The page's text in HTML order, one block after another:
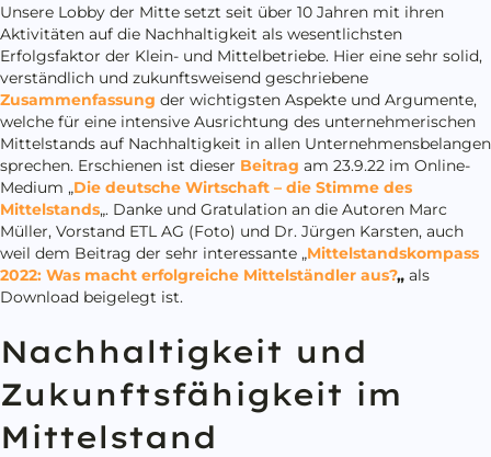
Unsere Lobby der Mitte setzt seit über 10 Jahren mit ihren
Aktivitäten auf die Nachhaltigkeit als wesentlichsten
Erfolgsfaktor der Klein- und Mittelbetriebe. Hier eine sehr solid,
verständlich und zukunftsweisend geschriebene
Zusammenfassung der wichtigsten Aspekte und Argumente,
welche für eine intensive Ausrichtung des unternehmerischen
Mittelstands auf Nachhaltigkeit in allen Unternehmensbelangen
sprechen. Erschienen ist dieser Beitrag am 23.9.22 im Online-
Medium „Die deutsche Wirtschaft – die Stimme des
Mittelstands„. Danke und Gratulation an die Autoren Marc
Müller, Vorstand ETL AG (Foto) und Dr. Jürgen Karsten, auch
weil dem Beitrag der sehr interessante „Mittelstandskompass
2022: Was macht erfolgreiche Mittelständler aus?„ als
Download beigelegt ist.
Nachhaltigkeit und
Zukunftsfähigkeit im
Mittelstand